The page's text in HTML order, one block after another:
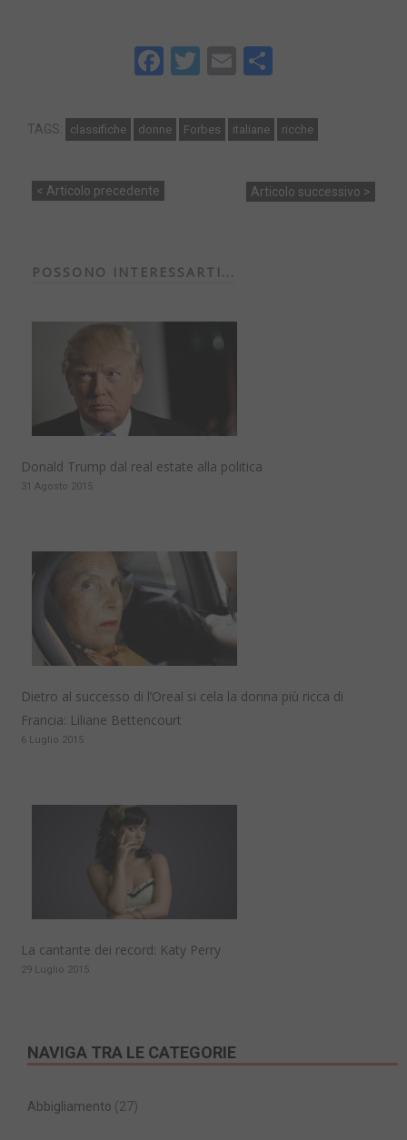
Facebook
Twitter
Email
TAGS: classifiche donne Forbes italiane ricche
< Articolo precedente Articolo successivo >
POSSONO INTERESSARTI...
Donald Trump dal real estate alla politica
31 Agosto 2015
Dietro al successo di l’Oreal si cela la donna più ricca di
Francia: Liliane Bettencourt
6 Luglio 2015
La cantante dei record: Katy Perry
29 Luglio 2015
NAVIGA TRA LE CATEGORIE
Abbigliamento (27)